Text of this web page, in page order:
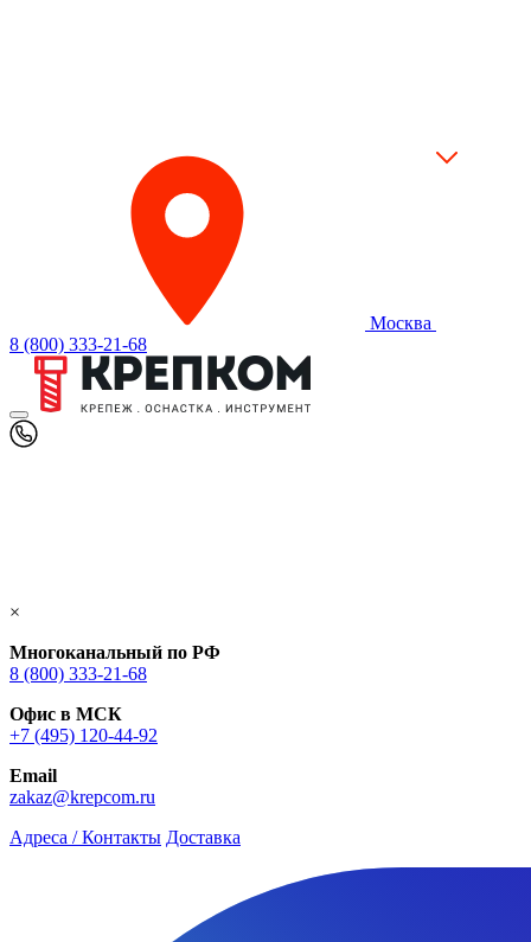
Москва
8 (800) 333-21-68
×
Многоканальный по РФ
8 (800) 333‑21-68
Офис в МСК
+7 (495) 120-44-92
Email
zakaz@krepcom.ru
Адреса / Контакты Доставка